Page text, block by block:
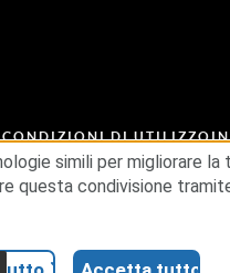
CONDIZIONI DI UTILIZZO
© 2026 RSA Security USA LLC o sue
simili per migliorare
questa condivisione